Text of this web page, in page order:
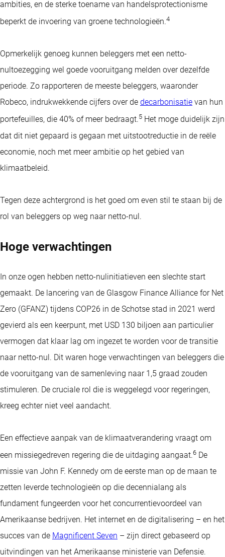
ambities, en de sterke toename van handelsprotectionisme
beperkt de invoering van groene technologieën.4
Opmerkelijk genoeg kunnen beleggers met een netto-
nultoezegging wel goede vooruitgang melden over dezelfde
periode. Zo rapporteren de meeste beleggers, waaronder
Robeco, indrukwekkende cijfers over de decarbonisatie van hun
portefeuilles, die 40% of meer bedraagt.5 Het moge duidelijk zijn
dat dit niet gepaard is gegaan met uitstootreductie in de reële
economie, noch met meer ambitie op het gebied van
klimaatbeleid.
Tegen deze achtergrond is het goed om even stil te staan bij de
rol van beleggers op weg naar netto-nul.
Hoge verwachtingen
In onze ogen hebben netto-nulinitiatieven een slechte start
gemaakt. De lancering van de Glasgow Finance Alliance for Net
Zero (GFANZ) tijdens COP26 in de Schotse stad in 2021 werd
gevierd als een keerpunt, met USD 130 biljoen aan particulier
vermogen dat klaar lag om ingezet te worden voor de transitie
naar netto-nul. Dit waren hoge verwachtingen van beleggers die
de vooruitgang van de samenleving naar 1,5 graad zouden
stimuleren. De cruciale rol die is weggelegd voor regeringen,
kreeg echter niet veel aandacht.
Een effectieve aanpak van de klimaatverandering vraagt om
een missiegedreven regering die de uitdaging aangaat.6 De
missie van John F. Kennedy om de eerste man op de maan te
zetten leverde technologieën op die decennialang als
fundament fungeerden voor het concurrentievoordeel van
Amerikaanse bedrijven. Het internet en de digitalisering – en het
succes van de Magnificent Seven – zijn direct gebaseerd op
uitvindingen van het Amerikaanse ministerie van Defensie.